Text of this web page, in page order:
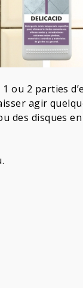
ou 2 parties
agir
des disques